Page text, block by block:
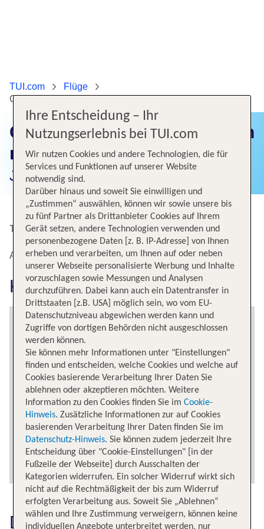
TUI.com
Flüge
Günstige Flüge von München nach Kapstadt
Günstige Flüge von München
nach Kapstadt
Jetzt Flugangebote finden!
Top Angebote von München nach Kapstadt
Alternative Flugverbindungen nach Kapstadt
Kapstadt erkunden
Das könnte dich auch
Ihre Entscheidung – Ihr
Nutzungserlebnis bei TUI.com
Wir nutzen Cookies und andere Technologien, die für
Services und Funktionen auf unserer Website
notwendig sind.
Darüber hinaus und soweit Sie einwilligen und
„Zustimmen“ auswählen, können wir sowie unsere bis
zu fünf Partner als Drittanbieter Cookies auf Ihrem
Gerät setzen, andere Technologien verwenden und
personenbezogene Daten [z. B. IP-Adresse] von Ihnen
erheben und verarbeiten, um Ihnen auf oder neben
unserer Webseite personalisierte Werbung und Inhalte
vorzuschlagen sowie Messungen und Analysen
durchzuführen. Dabei kann auch ein Datentransfer in
Drittstaaten [z.B. USA] möglich sein, wo vom EU-
Datenschutzniveau abgewichen werden kann und
Zugriffe von dortigen Behörden nicht ausgeschlossen
werden können.
Sie können mehr Informationen unter "Einstellungen"
finden und entscheiden, welche Cookies und welche auf
Cookies basierende Verarbeitung Ihrer Daten Sie
ablehnen oder akzeptieren möchten. Weitere
Information zu den Cookies finden Sie im Cookie-
Hinweis. Zusätzliche Informationen zur auf Cookies
basierenden Verarbeitung Ihrer Daten finden Sie im
Datenschutz-Hinweis. Sie können zudem jederzeit Ihre
Entscheidung über "Cookie-Einstellungen" [in der
Fußzeile der Webseite] durch Ausschalten der
Kategorien widerrufen. Ein solcher Widerruf wirkt sich
nicht auf die Rechtmäßigkeit der bis zum Widerruf
erfolgten Verarbeitung aus. Soweit Sie „Ablehnen“
wählen und Ihre Zustimmung verweigern, können keine
individuellen Angebote unterbreitet werden, nur